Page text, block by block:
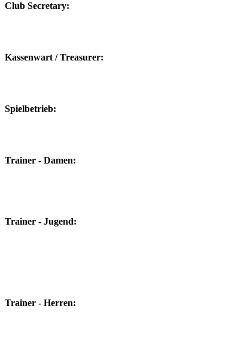
Club Secretary:
Kassenwart / Treasurer:
Spielbetrieb:
Trainer -
Trainer - Jugend:
Trainer - Herren: